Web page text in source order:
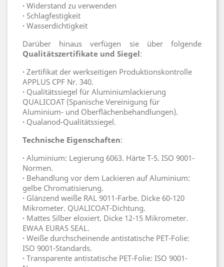
· Widerstand zu verwenden
· Schlagfestigkeit
· Wasserdichtigkeit
Darüber hinaus verfügen sie über folgende
Qualitätszertifikate und Siegel:
· Zertifikat der werkseitigen Produktionskontrolle
APPLUS CPF Nr. 340.
· Qualitätssiegel für Aluminiumlackierung
QUALICOAT (Spanische Vereinigung für
Aluminium- und Oberflächenbehandlungen).
· Qualanod-Qualitätssiegel.
Technische Eigenschaften:
· Aluminium: Legierung 6063. Härte T-5. ISO 9001-
Normen.
· Behandlung vor dem Lackieren auf Aluminium:
gelbe Chromatisierung.
· Glänzend weiße RAL 9011-Farbe. Dicke 60-120
Mikrometer. QUALICOAT-Dichtung.
· Mattes Silber eloxiert. Dicke 12-15 Mikrometer.
EWAA EURAS SEAL.
· Weiße durchscheinende antistatische PET-Folie:
ISO 9001-Standards.
· Transparente antistatische PET-Folie: ISO 9001-